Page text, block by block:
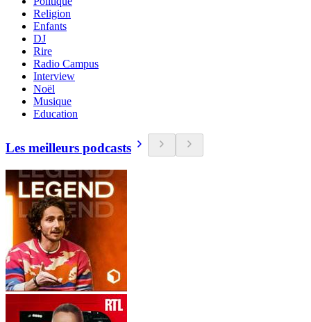
Religion
Enfants
DJ
Rire
Radio Campus
Interview
Noël
Musique
Education
Les meilleurs podcasts